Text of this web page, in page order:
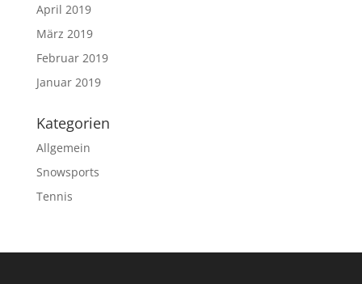
April 2019
März 2019
Februar 2019
Januar 2019
Kategorien
Allgemein
Snowsports
Tennis